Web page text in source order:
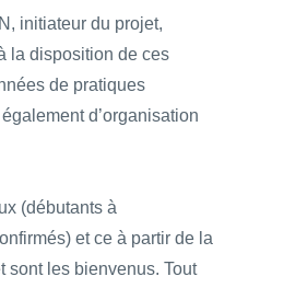
initiateur du projet,
la disposition de ces
de pratiques
d’organisation
(débutants à
et ce à partir de la
sont les bienvenus. Tout